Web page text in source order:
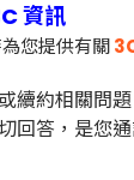
資訊
您提供有關
續約相關問題
回答，是您